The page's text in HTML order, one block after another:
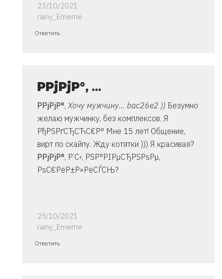
23/10/2021
rainy_Ememe
Ответ
очень
Владимир
Ответить
Р­РјРјР°, …
Р­РјРјР°,Хочу мужчину... bac26e2 )) Безумно
желаю мужчинку, без комплексов. Я
РђРЅРґСЂСЋС€Р° Мне 15 лет! Общение,
вирт по скайпу. Жду котятки ))) Я красивая?
Р­РјРјР°, Р’С‹, РЅР°РІРµСЂРЅРѕРµ,
РѕС€РёР±Р»РёСЃСЊ?
25/10/2021
rainy_Ememe
Ответ
Ответить